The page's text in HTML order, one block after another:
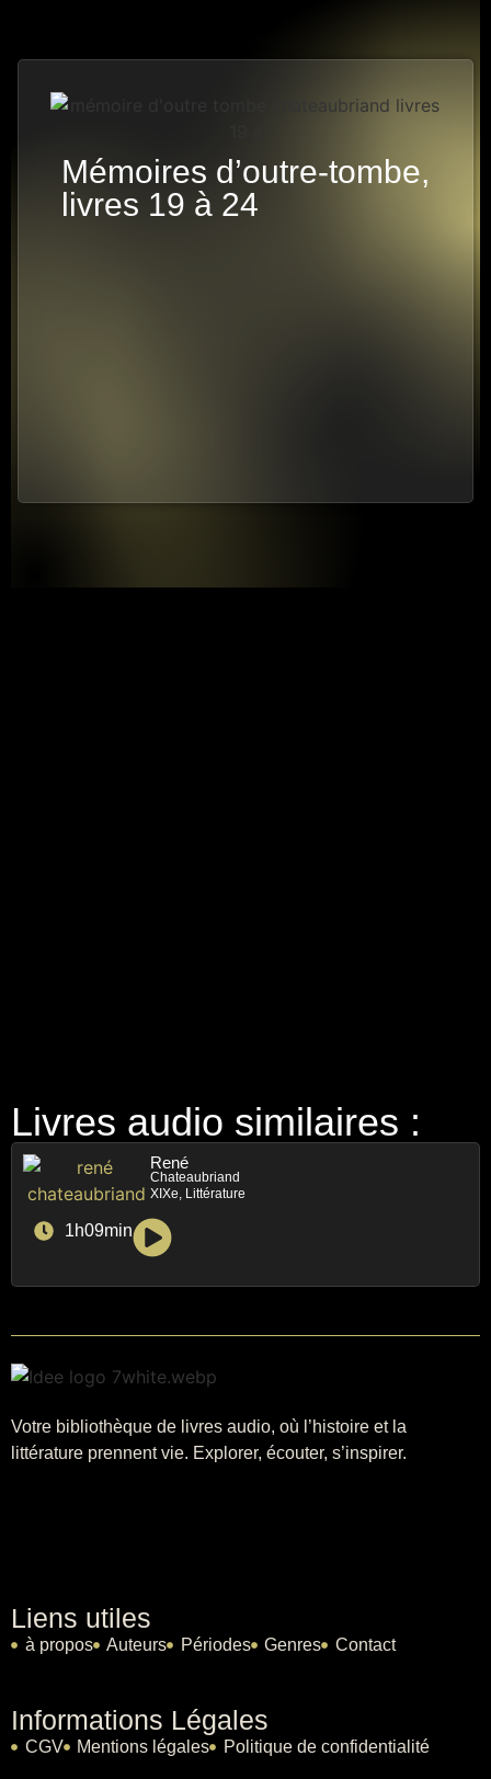
Mémoires d’outre-tombe,
livres 19 à 24
Livres audio similaires :
René
Chateaubriand
XIXe, Littérature
1h09min
Votre bibliothèque de livres audio, où l’histoire et la
littérature prennent vie. Explorer, écouter, s’inspirer.
Liens utiles
à propos Auteurs Périodes Genres Contact
Informations Légales
CGV Mentions légales Politique de confidentialité